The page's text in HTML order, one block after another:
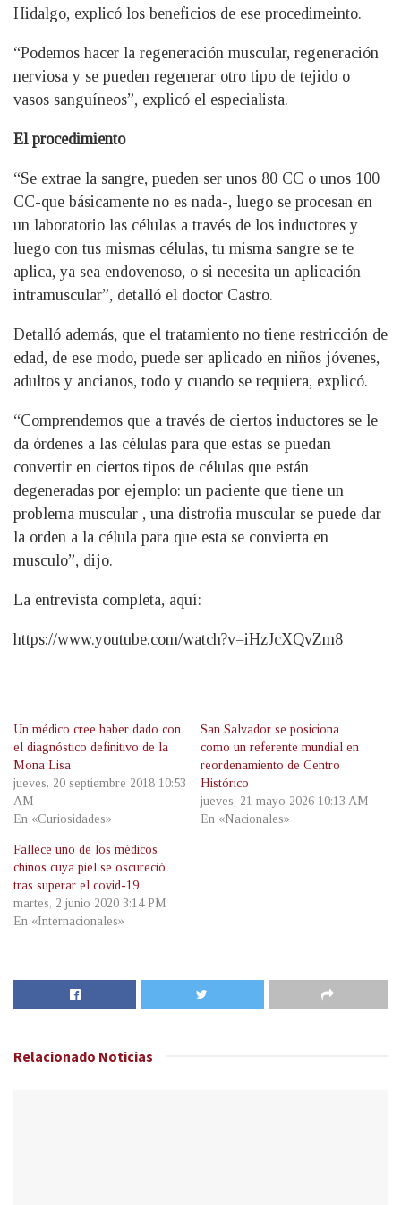
Hidalgo, explicó los beneficios de ese procedimeinto.
“Podemos hacer la regeneración muscular, regeneración
nerviosa y se pueden regenerar otro tipo de tejido o
vasos sanguíneos”, explicó el especialista.
El procedimiento
“Se extrae la sangre, pueden ser unos 80 CC o unos 100
CC-que básicamente no es nada-, luego se procesan en
un laboratorio las células a través de los inductores y
luego con tus mismas células, tu misma sangre se te
aplica, ya sea endovenoso, o si necesita un aplicación
intramuscular”, detalló el doctor Castro.
Detalló además, que el tratamiento no tiene restricción de
edad, de ese modo, puede ser aplicado en niños jóvenes,
adultos y ancianos, todo y cuando se requiera, explicó.
“Comprendemos que a través de ciertos inductores se le
da órdenes a las células para que estas se puedan
convertir en ciertos tipos de células que están
degeneradas por ejemplo: un paciente que tiene un
problema muscular , una distrofia muscular se puede dar
la orden a la célula para que esta se convierta en
musculo”, dijo.
La entrevista completa, aquí:
https://www.youtube.com/watch?v=iHzJcXQvZm8
Un médico cree haber dado con
el diagnóstico definitivo de la
Mona Lisa
jueves, 20 septiembre 2018 10:53
AM
En «Curiosidades»
San Salvador se posiciona
como un referente mundial en
reordenamiento de Centro
Histórico
jueves, 21 mayo 2026 10:13 AM
En «Nacionales»
Fallece uno de los médicos
chinos cuya piel se oscureció
tras superar el covid-19
martes, 2 junio 2020 3:14 PM
En «Internacionales»
Relacionado Noticias